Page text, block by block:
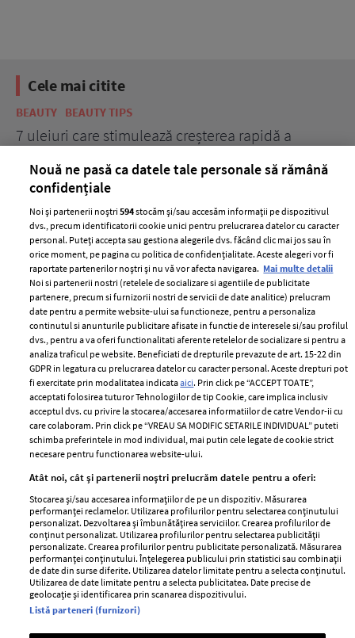
Cele mai citite
BEAUTY BEAUTY TIPS
7 uleiuri care stimulează creșterea rapidă a
ELLE Style Awards
2024
Despre ELLE
Romania
Contact
Abonamente
Termeni si conditii
Politica de
confidențialitate
Politica de cookies
Publicitate
GSP
Unica
Baby
Retete
femei
Viva
Avantaje
Retete practice
Pariază responsabil! Decizia ONJN nr. 821/25.09.2025.
Jocurile de noroc sunt interzise minorilor.
Nouă ne pasă ca datele tale personale să rămână
confidențiale
Noi și partenerii noștri594stocăm și/sau accesăm informații pe dispozitivul
dvs., precum identificatorii cookie unici pentru prelucrarea datelor cu caracter
personal. Puteți accepta sau gestiona alegerile dvs. făcând clic mai jos sau în
orice moment, pe pagina cu politica de confidențialitate. Aceste alegeri vor fi
raportate partenerilor noștri și nu vă vor afecta navigarea. Mai multe detalii
Noi si partenerii nostri (retelele de socializare si agentiile de publicitate
partenere, precum si furnizorii nostri de servicii de date analitice) prelucram
date pentru a permite website-ului sa functioneze, pentru a personaliza
continutul si anunturile publicitare afisate in functie de interesele si/sau profilul
dvs., pentru a va oferi functionalitati aferente retelelor de socializare si pentru a
analiza traficul pe website. Beneficiati de drepturile prevazute de art. 15-22 din
GDPR in legatura cu prelucrarea datelor cu caracter personal. Aceste drepturi pot
fi exercitate prin modalitatea indicataaici. Prin click pe “ACCEPT TOATE”,
acceptati folosirea tuturor Tehnologiilor de tip Cookie, care implica inclusiv
acceptul dvs. cu privire la stocarea/accesarea informatiilor de catre Vendor-ii cu
care colaboram. Prin click pe “VREAU SA MODIFIC SETARILE INDIVIDUAL” puteti
schimba preferintele in mod individual, mai putin cele legate de cookie strict
necesare pentru functionarea website-ului.
Atât noi, cât și partenerii noștri prelucrăm datele pentru a oferi:
Stocarea și/sau accesarea informațiilor de pe un dispozitiv. Măsurarea
performanței reclamelor. Utilizarea profilurilor pentru selectarea conținutului
personalizat. Dezvoltarea și îmbunătățirea serviciilor. Crearea profilurilor de
conținut personalizat. Utilizarea profilurilor pentru selectarea publicității
personalizate. Crearea profilurilor pentru publicitate personalizată. Măsurarea
performanței conținutului. Înțelegerea publicului prin statistici sau combinații
de date din surse diferite. Utilizarea datelor limitate pentru a selecta conținutul.
Utilizarea de date limitate pentru a selecta publicitatea. Date precise de
geolocație și identificarea prin scanarea dispozitivului.
Listă parteneri (furnizori)